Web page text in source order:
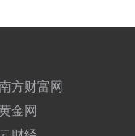
方财富网
金网